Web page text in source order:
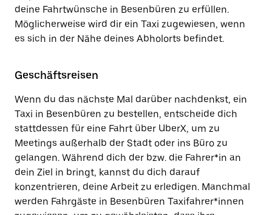
deine Fahrtwünsche in Besenbüren zu erfüllen.
Möglicherweise wird dir ein Taxi zugewiesen, wenn
es sich in der Nähe deines Abholorts befindet.
Geschäftsreisen
Wenn du das nächste Mal darüber nachdenkst, ein
Taxi in Besenbüren zu bestellen, entscheide dich
stattdessen für eine Fahrt über UberX, um zu
Meetings außerhalb der Stadt oder ins Büro zu
gelangen. Während dich der bzw. die Fahrer*in an
dein Ziel in bringt, kannst du dich darauf
konzentrieren, deine Arbeit zu erledigen. Manchmal
werden Fahrgäste in Besenbüren Taxifahrer*innen